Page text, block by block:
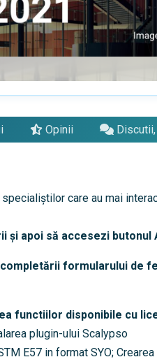
Opinii
care au mai
și apoi să accesezi butonul
completării formularului de
functiilor disponibile cu
plugin-ului Scalypso
E57 in format SYO;